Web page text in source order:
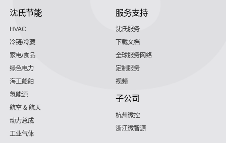
沈氏节能
HVAC
冷链/冷藏
家电/食品
绿色电力
海工船舶
氢能源
航空 & 航天
动力总成
工业气体
服务支持
沈氏服务
下载文档
全球服务网络
定制服务
视频
子公司
杭州微控
浙江微智源